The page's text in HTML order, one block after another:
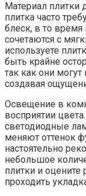
Материал плитки
плитка часто
блеск, в то
сочетаются с
используете
быть крайне
так как они
создавая
Освещение в
восприятии
светодиодные
меняют оттенок
настоятельно
небольшое
плитки и оцените
проходить